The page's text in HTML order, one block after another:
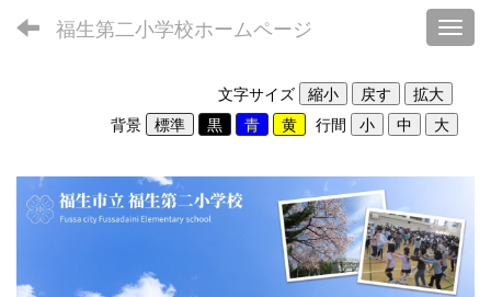
福生第二小学校ホームページ
文字サイズ
背景
行間